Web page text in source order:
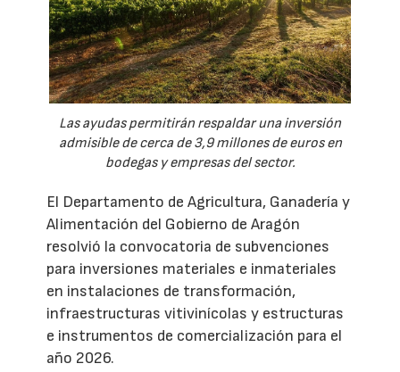
Las ayudas permitirán respaldar una inversión
admisible de cerca de 3,9 millones de euros en
bodegas y empresas del sector.
El Departamento de Agricultura, Ganadería y
Alimentación del Gobierno de Aragón
resolvió la convocatoria de subvenciones
para inversiones materiales e inmateriales
en instalaciones de transformación,
infraestructuras vitivinícolas y estructuras
e instrumentos de comercialización para el
año 2026.